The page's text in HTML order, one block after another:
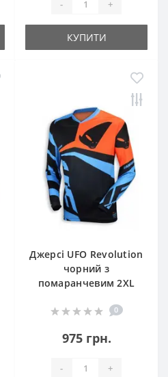
- +
КУПИТИ
Джерсі UFO Revolution
чорний з
помаранчевим 2XL
0
975 грн.
- +